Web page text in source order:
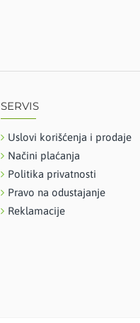
SERVIS
Uslovi korišćenja i prodaje
Načini plaćanja
Politika privatnosti
Pravo na odustajanje
Reklamacije